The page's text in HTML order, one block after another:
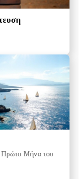
Πρώτο Μήνα του